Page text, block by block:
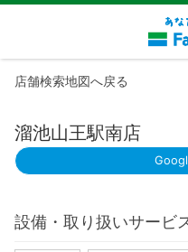
店舗検索地図へ戻る
溜池山王駅南店
設備・取り扱いサービ